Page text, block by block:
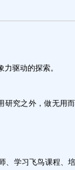
驱动的探索。
究之外，做无用
、学习飞鸟课程、